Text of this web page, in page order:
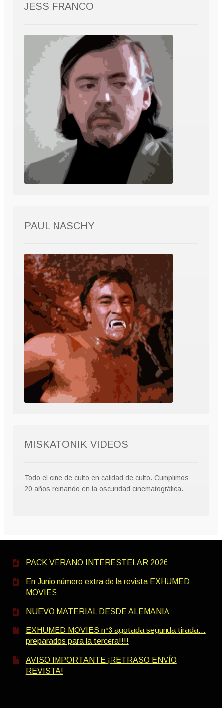
JESS FRANCO
PAUL NASCHY
MISKATONIK VIDEOS
Todo el cine de culto en calidad de culto. Cumplimos
20 años reinando en la oscuridad cinematográfica.
PACK VERANO INTERESTELAR 2026
En Junio número extra de la revista EXHUMED
MOVIES
NUEVO MATERIAL DESDE ALEMANIA
EXHUMED MOVIES nº3 agotada segunda tirada…
preparados para la tercera!!!!
AVISO IMPORTANTE ¡RETRASO ENVÍO
REVISTA!